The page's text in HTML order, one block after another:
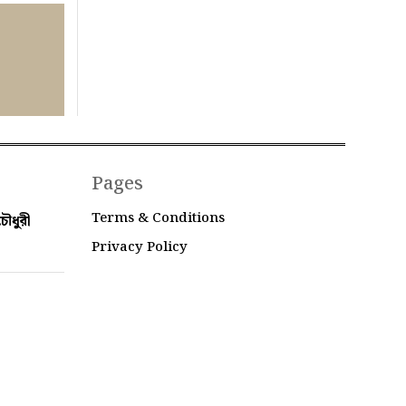
Pages
Terms & Conditions
Privacy Policy